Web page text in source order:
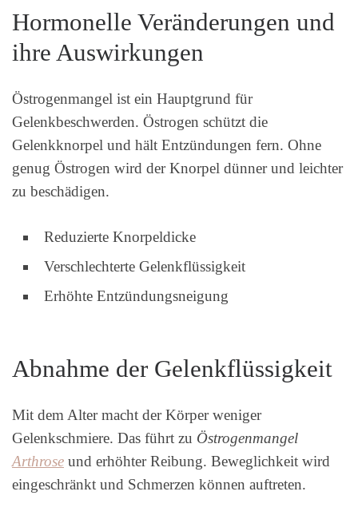
Hormonelle Veränderungen und
ihre Auswirkungen
Östrogenmangel ist ein Hauptgrund für
Gelenkbeschwerden. Östrogen schützt die
Gelenkknorpel und hält Entzündungen fern. Ohne
genug Östrogen wird der Knorpel dünner und leichter
zu beschädigen.
Reduzierte Knorpeldicke
Verschlechterte Gelenkflüssigkeit
Erhöhte Entzündungsneigung
Abnahme der Gelenkflüssigkeit
Mit dem Alter macht der Körper weniger
Gelenkschmiere. Das führt zu Östrogenmangel
Arthrose und erhöhter Reibung. Beweglichkeit wird
eingeschränkt und Schmerzen können auftreten.